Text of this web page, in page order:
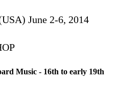
USA) June 2-6, 2014
Music - 16th to early 19th